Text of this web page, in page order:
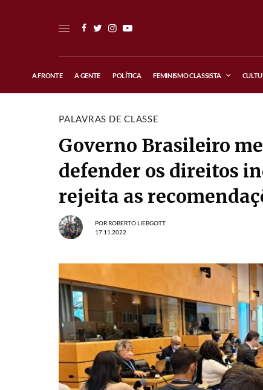
A FRONTE A GENTE POLÍTICA FEMINISMO CLASSISTA
PALAVRAS DE CLASSE
Governo Brasileiro
defender os direitos
rejeita as
POR ROBERTO LIEBGOTT
17.11.2022